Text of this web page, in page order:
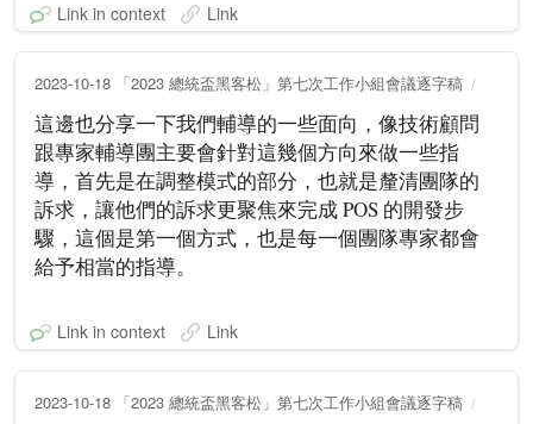
Link in context Link
2023-10-18 「2023 總統盃黑客松」第七次工作小組會議逐字稿
這邊也分享一下我們輔導的一些面向，像技術顧問
跟專家輔導團主要會針對這幾個方向來做一些指
導，首先是在調整模式的部分，也就是釐清團隊的
訴求，讓他們的訴求更聚焦來完成 POS 的開發步
驟，這個是第一個方式，也是每一個團隊專家都會
給予相當的指導。
Link in context Link
2023-10-18 「2023 總統盃黑客松」第七次工作小組會議逐字稿